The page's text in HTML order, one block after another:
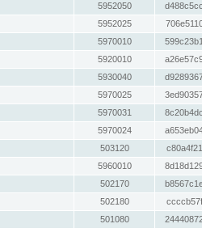
5952050
5952025
5970010
5920010
5930040
5970025
5970031
5970024
503120
5960010
502170
502180
501080